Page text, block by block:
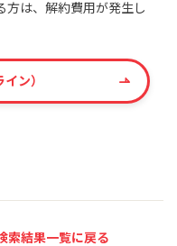
方は、解約費用が発生し
ン）
索結果一覧に戻る